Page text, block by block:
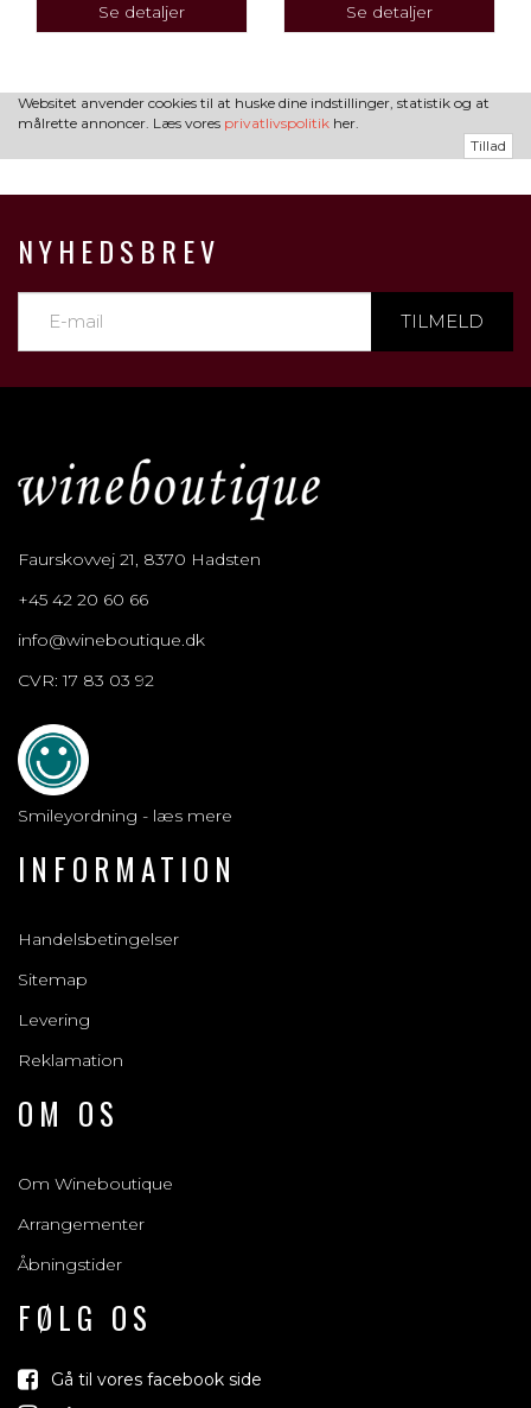
Se detaljer Se detaljer
Websitet anvender cookies til at huske dine indstillinger, statistik og at
målrette annoncer. Læs vores privatlivspolitik her.
Tillad
NYHEDSBREV
TILMELD
Faurskovvej 21, 8370 Hadsten
+45 42 20 60 66
info@wineboutique.dk
CVR: 17 83 03 92
Smileyordning - læs mere
INFORMATION
Handelsbetingelser
Sitemap
Levering
Reklamation
OM OS
Om Wineboutique
Arrangementer
Åbningstider
FØLG OS
Gå til vores facebook side